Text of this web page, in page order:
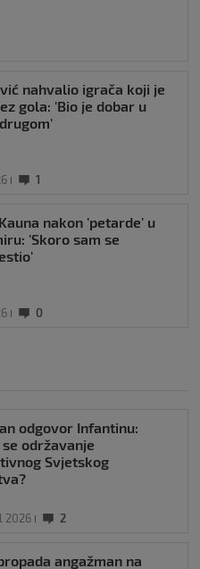
nahvalio igrača koji je
gola: 'Bio je dobar u
1
nakon 'petarde' u
'Skoro sam se
0
odgovor Infantinu:
održavanje
Svjetskog
2026 2
angažman na